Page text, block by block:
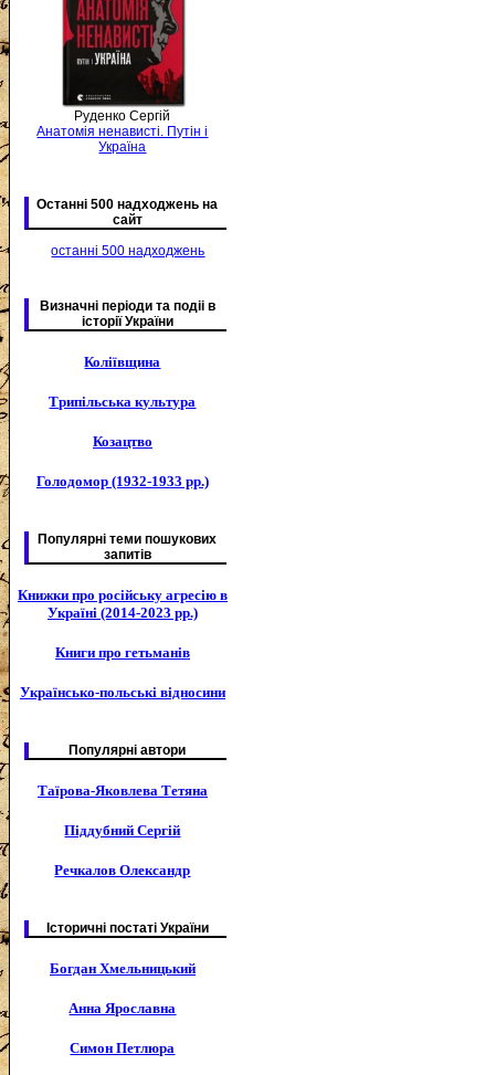
Руденко Сергій
Анатомія ненависті. Путін і
Україна
Останні 500 надходжень на
сайт
останні 500 надходжень
Визначні періоди та подіі в
історії України
Коліївщина
Трипільська культура
Козацтво
Голодомор (1932-1933 рр.)
Популярні теми пошукових
запитів
Книжки про російську агресію в
Україні (2014-2023 рр.)
Книги про гетьманів
Українсько-польські відносини
Популярні автори
Таїрова-Яковлева Тетяна
Піддубний Сергій
Речкалов Олександр
Історичні постаті України
Богдан Хмельницький
Анна Ярославна
Симон Петлюра